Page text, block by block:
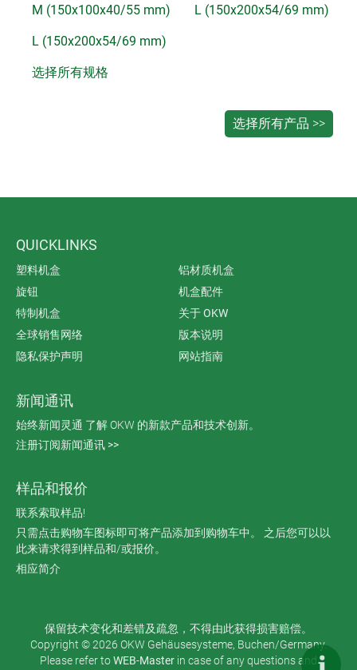
M (150x100x40/55 mm)
L (150x200x54/69 mm)
选择所有规格
L (150x200x54/69 mm)
QUICKLINKS
塑料机盒
铝材质机盒
旋钮
机盒配件
特制机盒
关于 OKW
全球销售网络
版本说明
隐私保护声明
网站指南
新闻通讯
始终新闻灵通 了解 OKW 的新款产品和技术创新。
注册订阅新闻通讯 >>
样品和报价
联系索取样品!
只需点击购物车图标即可将产品添加到购物车中。 之后您可以以
此来请求得到样品和/或报价。
相应简介
保留技术变化和差错及疏忽，不得由此获得损害赔偿。
Copyright © 2026 OKW Gehäusesysteme, Buchen/Germany.
Please refer toWEB-Master in case of any questions and